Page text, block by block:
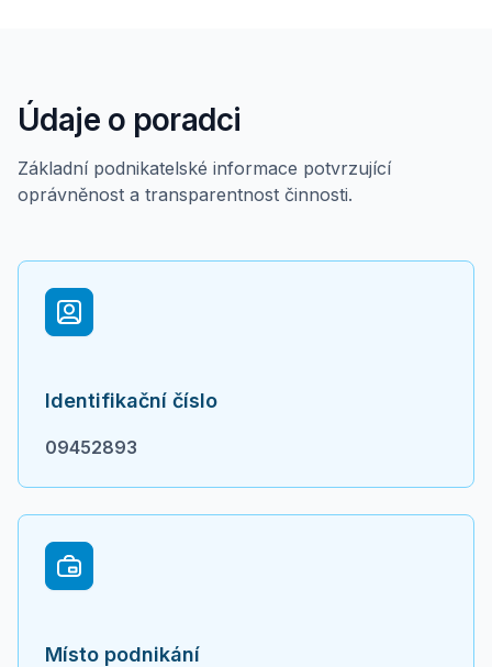
Údaje o poradci
Základní podnikatelské informace potvrzující
oprávněnost a transparentnost činnosti.
Identifikační číslo
09452893
Místo podnikání